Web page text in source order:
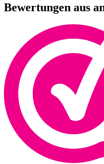
Bewertungen aus